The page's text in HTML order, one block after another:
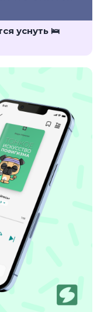
уснуть 🛌